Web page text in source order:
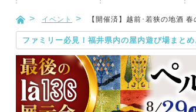
イベント 【開催済】越前･若狭の地酒
ファミリー必見！福井県内の屋内遊び場まと